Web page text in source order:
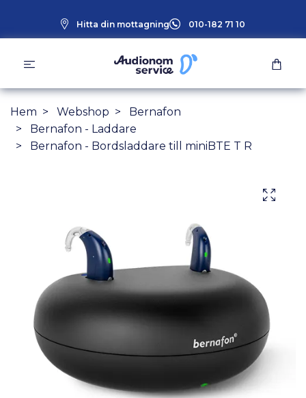
Hitta din mottagning 010-182 71 10
Hem Webshop
Bernafon
Bernafon - Laddare
Bernafon - Bordsladdare till miniBTE T R